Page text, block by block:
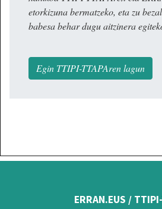
etorkizuna bermatzeko, eta zu
babesa behar dugu aitzinera
Egin TTIPI-TTAPAren lagun
ERRAN.EUS /